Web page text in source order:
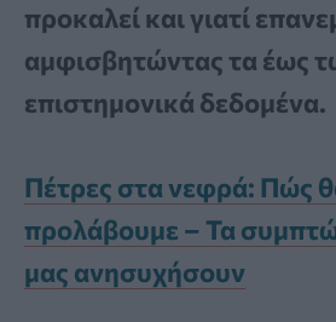
προκαλεί και γιατί
αμφισβητώντας τα έως
επιστημονικά δεδομένα.
Πέτρες στα νεφρά: Πώς
προλάβουμε – Τα
μας ανησυχήσουν